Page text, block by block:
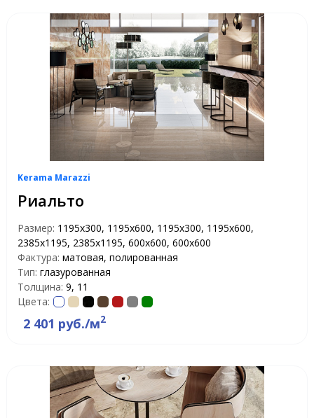
Kerama Marazzi
Риальто
Размер: 1195x300, 1195x600, 1195х300, 1195х600,
2385x1195, 2385х1195, 600x600, 600х600
Фактура: матовая, полированная
Тип: глазурованная
Толщина: 9, 11
Цвета:
2 401 руб./м2